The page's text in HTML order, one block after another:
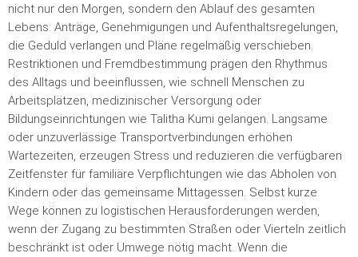
nicht nur den Morgen, sondern den Ablauf des gesamten
Lebens: Anträge, Genehmigungen und Aufenthaltsregelungen,
die Geduld verlangen und Pläne regelmäßig verschieben.
Restriktionen und Fremdbestimmung prägen den Rhythmus
des Alltags und beeinflussen, wie schnell Menschen zu
Arbeitsplätzen, medizinischer Versorgung oder
Bildungseinrichtungen wie Talitha Kumi gelangen. Langsame
oder unzuverlässige Transportverbindungen erhöhen
Wartezeiten, erzeugen Stress und reduzieren die verfügbaren
Zeitfenster für familiäre Verpflichtungen wie das Abholen von
Kindern oder das gemeinsame Mittagessen. Selbst kurze
Wege können zu logistischen Herausforderungen werden,
wenn der Zugang zu bestimmten Straßen oder Vierteln zeitlich
beschränkt ist oder Umwege nötig macht. Wenn die